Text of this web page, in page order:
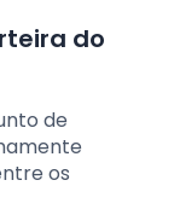
do
de
os